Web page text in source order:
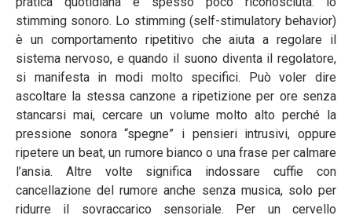
stimming sonoro. Lo stimming (self-stimulatory behavior)
è un comportamento ripetitivo che aiuta a regolare il
sistema nervoso, e quando il suono diventa il regolatore,
si manifesta in modi molto specifici. Può voler dire
ascoltare la stessa canzone a ripetizione per ore senza
stancarsi mai, cercare un volume molto alto perché la
pressione sonora “spegne” i pensieri intrusivi, oppure
ripetere un beat, un rumore bianco o una frase per calmare
l’ansia. Altre volte significa indossare cuffie con
cancellazione del rumore anche senza musica, solo per
ridurre il sovraccarico sensoriale. Per un cervello